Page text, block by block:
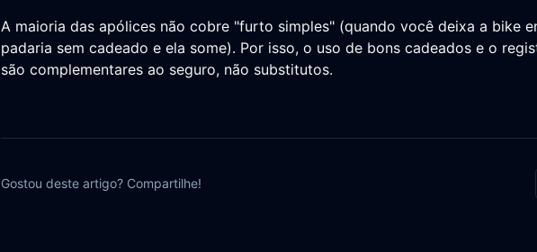
A maioria das apólices não cobre "furto simples" (quando você deixa a bike
padaria sem cadeado e ela some). Por isso, o uso de bons cadeados e o
são complementares ao seguro, não substitutos.
Gostou deste artigo? Compartilhe!